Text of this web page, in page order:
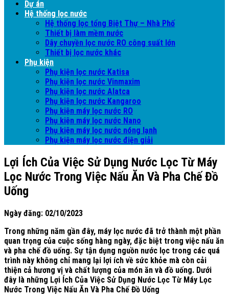
Dự án
Hệ thống lọc nước
Hệ thống lọc tổng Biệt Thự – Nhà Phố
Thiết bị làm mềm nước
Dây chuyền lọc nước RO công suất lớn
Thiết bị lọc nước khác
Phụ kiện
Phụ kiện lọc nước Katisa
Phụ kiện lọc nước Vinmaxim
Phụ kiện lọc nước Alatca
Phụ kiện lọc nước Kangaroo
Phụ kiện máy lọc nước RO
Phụ kiện máy lọc nước Nano
Phụ kiện máy lọc nước nóng lạnh
Phụ kiện máy lọc nước điện giải
Lợi Ích Của Việc Sử Dụng Nước Lọc Từ Máy
Lọc Nước Trong Việc Nấu Ăn Và Pha Chế Đồ
Uống
Ngày đăng: 02/10/2023
Trong những năm gần đây, máy lọc nước đã trở thành một phần
quan trọng của cuộc sống hàng ngày, đặc biệt trong việc nấu ăn
và pha chế đồ uống. Sự tận dụng nguồn nước lọc trong các quá
trình này không chỉ mang lại lợi ích về sức khỏe mà còn cải
thiện cả hương vị và chất lượng của món ăn và đồ uống. Dưới
đây là những Lợi Ích Của Việc Sử Dụng Nước Lọc Từ Máy Lọc
Nước Trong Việc Nấu Ăn Và Pha Chế Đồ Uống